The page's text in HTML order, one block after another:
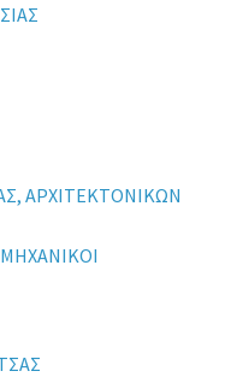
ΑΡΧΙΤΕΚΤΟΝΙΚΩΝ